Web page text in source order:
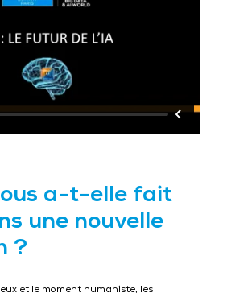
a-t-elle fait
une nouvelle
?
et le moment humaniste, les